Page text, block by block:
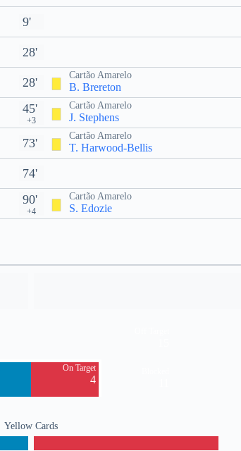
9'
28'
28'
Cartão Amarelo
B. Brereton
45'
+3
Cartão Amarelo
J. Stephens
73'
Cartão Amarelo
T. Harwood-Bellis
74'
90'
+4
Cartão Amarelo
S. Edozie
On Target
4
Yellow Cards